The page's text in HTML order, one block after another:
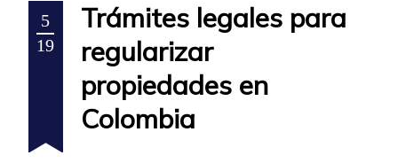
5
19
Trámites legales para
regularizar
propiedades en
Colombia